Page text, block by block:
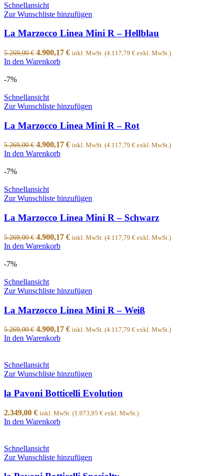
Schnellansicht
Zur Wunschliste hinzufügen
La Marzocco Linea Mini R – Hellblau
5.269,00€ 4.900,17 € inkl. MwSt. (4.117,79 € exkl. MwSt.)
In den Warenkorb
-7%
Schnellansicht
Zur Wunschliste hinzufügen
La Marzocco Linea Mini R – Rot
5.269,00€ 4.900,17 € inkl. MwSt. (4.117,79 € exkl. MwSt.)
In den Warenkorb
-7%
Schnellansicht
Zur Wunschliste hinzufügen
La Marzocco Linea Mini R – Schwarz
5.269,00€ 4.900,17 € inkl. MwSt. (4.117,79 € exkl. MwSt.)
In den Warenkorb
-7%
Schnellansicht
Zur Wunschliste hinzufügen
La Marzocco Linea Mini R – Weiß
5.269,00€ 4.900,17 € inkl. MwSt. (4.117,79 € exkl. MwSt.)
In den Warenkorb
Schnellansicht
Zur Wunschliste hinzufügen
la Pavoni Botticelli Evolution
2.349,00 € inkl. MwSt. (1.973,95 € exkl. MwSt.)
In den Warenkorb
Schnellansicht
Zur Wunschliste hinzufügen